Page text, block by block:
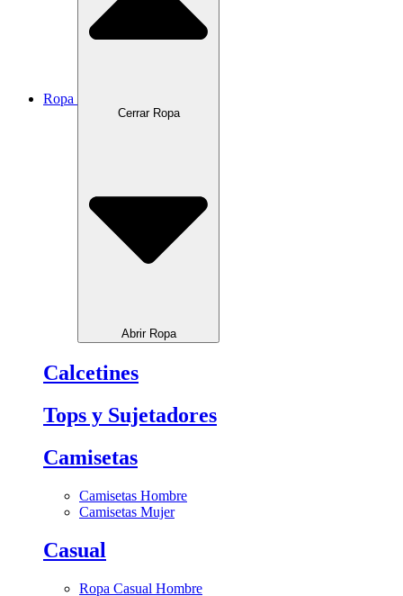
Ropa
Cerrar Ropa
Abrir Ropa
Calcetines
Tops y Sujetadores
Camisetas
Camisetas Hombre
Camisetas Mujer
Casual
Ropa Casual Hombre